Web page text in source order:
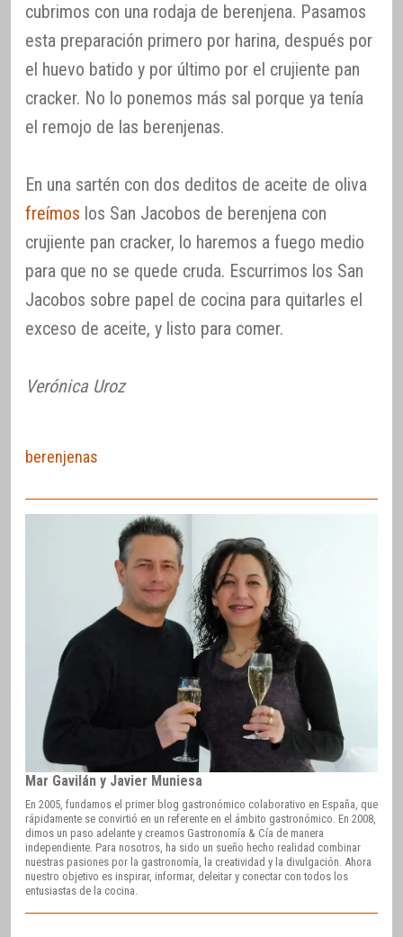
cubrimos con una rodaja de berenjena. Pasamos
esta preparación primero por harina, después por
el huevo batido y por último por el crujiente pan
cracker. No lo ponemos más sal porque ya tenía
el remojo de las berenjenas.
En una sartén con dos deditos de aceite de oliva
freímos los San Jacobos de berenjena con
crujiente pan cracker, lo haremos a fuego medio
para que no se quede cruda. Escurrimos los San
Jacobos sobre papel de cocina para quitarles el
exceso de aceite, y listo para comer.
Verónica Uroz
berenjenas
Mar Gavilán y Javier Muniesa
En 2005, fundamos el primer blog gastronómico colaborativo en España, que
rápidamente se convirtió en un referente en el ámbito gastronómico. En 2008,
dimos un paso adelante y creamos Gastronomía & Cía de manera
independiente. Para nosotros, ha sido un sueño hecho realidad combinar
nuestras pasiones por la gastronomía, la creatividad y la divulgación. Ahora
nuestro objetivo es inspirar, informar, deleitar y conectar con todos los
entusiastas de la cocina.